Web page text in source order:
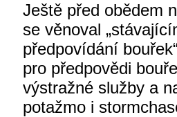
Ještě před obědem
se věnoval
předpovídání
pro předpovědi
výstražné služby a
potažmo i